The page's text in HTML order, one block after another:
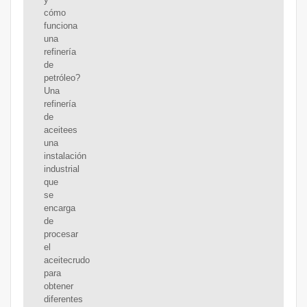
cómo
funciona
una
refinería
de
petróleo?
Una
refinería
de
aceitees
una
instalación
industrial
que
se
encarga
de
procesar
el
aceitecrudo
para
obtener
diferentes